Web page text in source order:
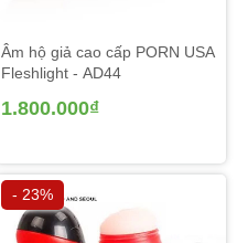
Âm hộ giả cao cấp PORN USA
Fleshlight - AD44
1.800.000₫
- 23%